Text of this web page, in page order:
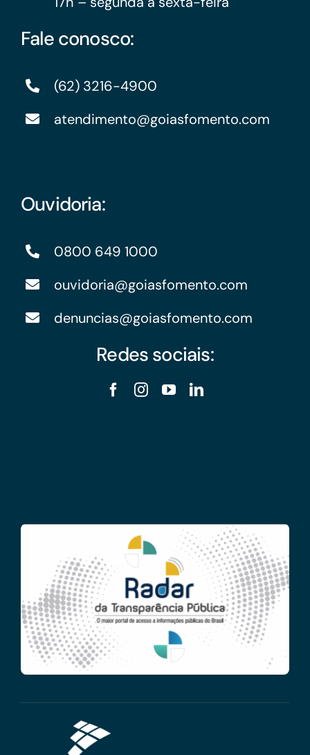
Fale conosco:
(62) 3216-4900
atendimento@goiasfomento.com
Ouvidoria:
0800 649 1000
ouvidoria@goiasfomento.com
denuncias@goiasfomento.com
Redes sociais: